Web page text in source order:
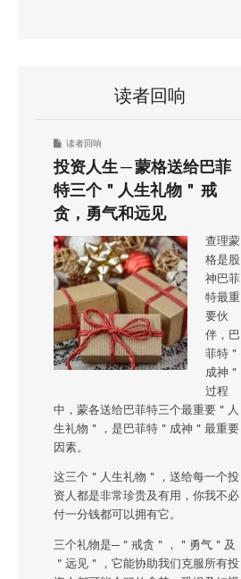
读者回响
读者回响
投资人生 ─ 蒙格送给巴菲
特三个＂人生礼物＂ 戒
贪，勇气和远见
查理蒙
格是股
神巴菲
特最重
要伙
伴，巴
菲特＂
成神＂
过程
中，蒙各送给巴菲特三个最重要＂人
生礼物＂，是巴菲特＂成神＂最重要
因素。
这三个＂人生礼物＂，送给每一个投
资人都是非常珍贵及有用，你我不必
付一分钱都可以拥有它。
三个礼物是─＂戒贪＂，＂勇气＂及
＂远见＂，它能协助我们克服所有投